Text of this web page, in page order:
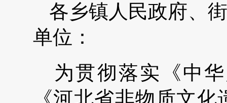
各乡镇人民政府、
单位：
为贯彻落实《中
《河北省非物质文